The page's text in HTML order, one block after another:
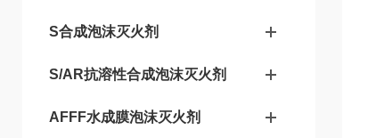
S合成泡沫灭火剂
S/AR抗溶性合成泡沫灭火剂
AFFF水成膜泡沫灭火剂